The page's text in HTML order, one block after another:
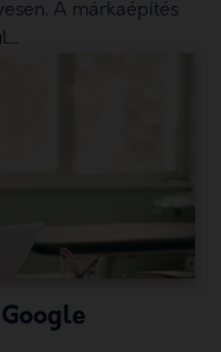
A márkaépítés